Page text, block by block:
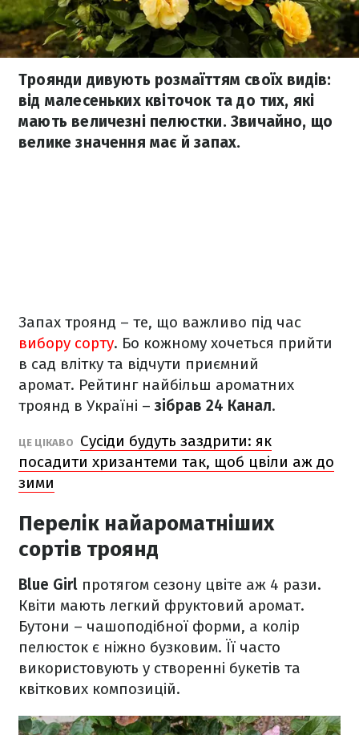
Троянди дивують розмаїттям своїх видів:
від малесеньких квіточок та до тих, які
мають величезні пелюстки. Звичайно, що
велике значення має й запах.
Запах троянд – те, що важливо під час
вибору сорту. Бо кожному хочеться прийти
в сад влітку та відчути приємний
аромат. Рейтинг найбільш ароматних
троянд в Україні –зібрав 24 Канал.
ЦЕ ЦІКАВО
Сусіди будуть заздрити: як
посадити хризантеми так, щоб цвіли аж до
зими
Перелік найароматніших
сортів троянд
Blue Girl протягом сезону цвіте аж 4 рази.
Квіти мають легкий фруктовий аромат.
Бутони – чашоподібної форми, а колір
пелюсток є ніжно бузковим. Її часто
використовують у створенні букетів та
квіткових композицій.